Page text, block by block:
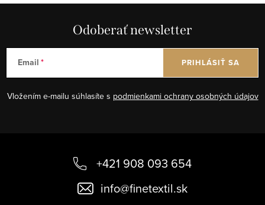
Odoberať newsletter
Email
Vložením e-mailu súhlasíte s podmienkami ochrany osobných údajov
PRIHLÁSIŤ SA
+421 908 093 654
info@finetextil.sk